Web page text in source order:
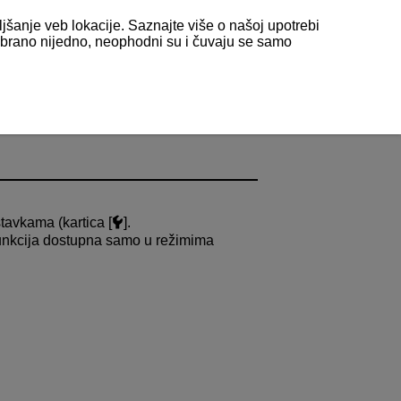
(kartica [
].
dostupna samo u režimima
veb lokacije. Saznajte više o našoj upotrebi
nijedno, neophodni su i čuvaju se samo